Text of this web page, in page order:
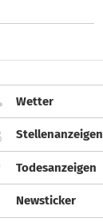
Wetter
Stellenanzeigen
Todesanzeigen
Newsticker